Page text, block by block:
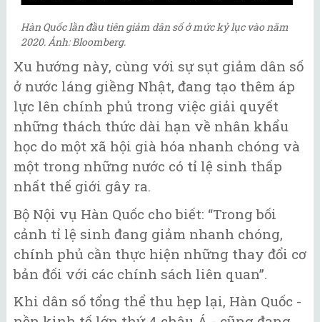
Hàn Quốc lần đầu tiên giảm dân số ở mức kỷ lục vào năm
2020. Ảnh: Bloomberg.
Xu hướng này, cùng với sự sụt giảm dân số
ở nước láng giềng Nhật, đang tạo thêm áp
lực lên chính phủ trong việc giải quyết
những thách thức dài hạn về nhân khẩu
học do một xã hội già hóa nhanh chóng và
một trong những nước có tỉ lệ sinh thấp
nhất thế giới gây ra.
Bộ Nội vụ Hàn Quốc cho biết: “Trong bối
cảnh tỉ lệ sinh đang giảm nhanh chóng,
chính phủ cần thực hiện những thay đổi cơ
bản đối với các chính sách liên quan”.
Khi dân số tổng thể thu hẹp lại, Hàn Quốc -